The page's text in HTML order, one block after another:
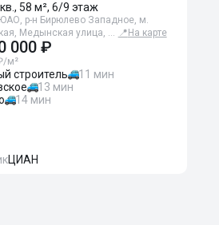
58 м², 6/9 этаж
р-н Бирюлево Западное, м.
Медынская улица, … 📍 На карте
000 ₽
м²
строитель
11 мин
13 мин
14 мин
ЦИАН